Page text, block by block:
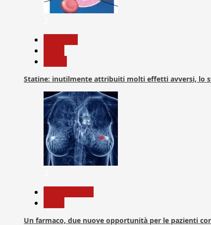
Statine: inutilmente attribuiti molti effetti avversi, lo
Un farmaco, due nuove opportunità per le pazienti